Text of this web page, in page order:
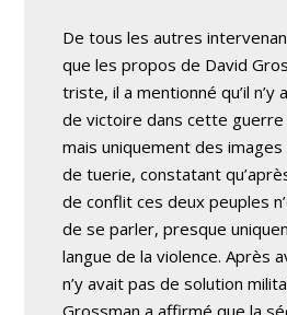
De tous les autres
que les propos de David
triste, il a mentionné qu’il n’y
de victoire dans cette
mais uniquement des
de tuerie, constatant
de conflit ces deux peuples
de se parler, presque
langue de la violence. Après
n’y avait pas de solution